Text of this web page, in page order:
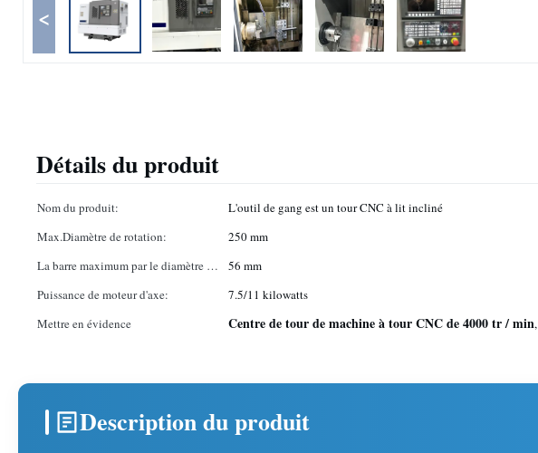
<
Détails du produit
Nom du produit: L'outil de gang est un tour CNC à lit incliné
Max.Diamètre de rotation:
250 mm
La barre maximum par le diamètre de
trou:
56 mm
Puissance de moteur d'axe:
7.5/11 kilowatts
Mettre en évidence
Centre de tour de machine à tour CNC de 4000 tr / min,
Description du produit